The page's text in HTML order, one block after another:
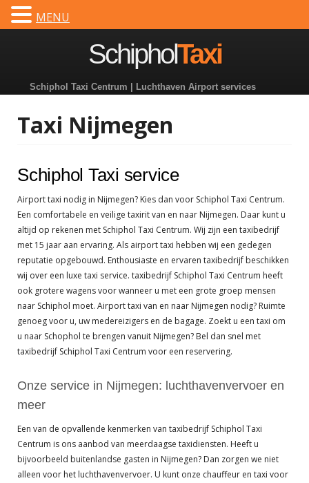
SchipholTaxi
Schiphol Taxi Centrum | Luchthaven Airport services
Taxi Nijmegen
Schiphol Taxi service
Airport taxi nodig in Nijmegen? Kies dan voor Schiphol Taxi Centrum.
Een comfortabele en veilige taxirit van en naar Nijmegen. Daar kunt u
altijd op rekenen met Schiphol Taxi Centrum. Wij zijn een taxibedrijf
met 15 jaar aan ervaring. Als airport taxi hebben wij een gedegen
reputatie opgebouwd. Enthousiaste en ervaren taxibedrijf beschikken
wij over een luxe taxi service. taxibedrijf Schiphol Taxi Centrum heeft
ook grotere wagens voor wanneer u met een grote groep mensen
naar Schiphol moet. Airport taxi van en naar Nijmegen nodig? Ruimte
genoeg voor u, uw medereizigers en de bagage. Zoekt u een taxi om
u naar Schophol te brengen vanuit Nijmegen? Bel dan snel met
taxibedrijf Schiphol Taxi Centrum voor een reservering.
Onze service in Nijmegen: luchthavenvervoer en
meer
Een van de opvallende kenmerken van taxibedrijf Schiphol Taxi
Centrum is ons aanbod van meerdaagse taxidiensten. Heeft u
bijvoorbeeld buitenlandse gasten in Nijmegen? Dan zorgen we niet
alleen voor het luchthavenvervoer. U kunt onze chauffeur en taxi voor
MENU